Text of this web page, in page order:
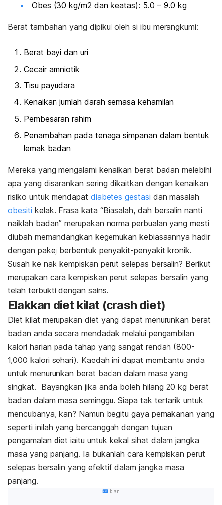
Obes (30 kg/m2 dan keatas): 5.0 – 9.0 kg
Berat tambahan yang dipikul oleh si ibu merangkumi:
Berat bayi dan uri
Cecair amniotik
Tisu payudara
Kenaikan jumlah darah semasa kehamilan
Pembesaran rahim
Penambahan pada tenaga simpanan dalam bentuk
lemak badan
Mereka yang mengalami kenaikan berat badan melebihi
apa yang disarankan sering dikaitkan dengan kenaikan
risiko untuk mendapat diabetes gestasi dan masalah
obesiti kelak. Frasa kata “Biasalah, dah bersalin nanti
naiklah badan” merupakan norma perbualan yang mesti
diubah memandangkan kegemukan kebiasaannya hadir
dengan pakej berbentuk penyakit-penyakit kronik.
Susah ke nak kempiskan perut selepas bersalin? Berikut
merupakan cara kempiskan perut selepas bersalin yang
telah terbukti dengan sains.
Elakkan diet kilat (crash diet)
Diet kilat merupakan diet yang dapat menurunkan berat
badan anda secara mendadak melalui pengambilan
kalori harian pada tahap yang sangat rendah (800-
1,000 kalori sehari). Kaedah ini dapat membantu anda
untuk menurunkan berat badan dalam masa yang
singkat. Bayangkan jika anda boleh hilang 20 kg berat
badan dalam masa seminggu. Siapa tak tertarik untuk
mencubanya, kan? Namun begitu gaya pemakanan yang
seperti inilah yang bercanggah dengan tujuan
pengamalan diet iaitu untuk kekal sihat dalam jangka
masa yang panjang. Ia bukanlah cara kempiskan perut
selepas bersalin yang efektif dalam jangka masa
panjang.
Iklan